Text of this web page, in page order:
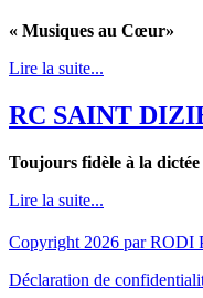
« Musiques au Cœur»
Lire la suite...
RC SAINT
Toujours fidèle à la
Lire la suite...
Copyright 2026 par RODI
Déclaration de